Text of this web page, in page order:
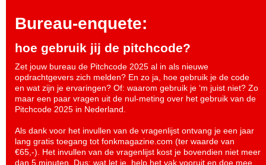
Bureau-enquete:
hoe gebruik jij de pitchcode?
Zet jouw bureau de Pitchcode 2025 al in als nieuwe
opdrachtgevers zich melden? En zo ja, hoe gebruik je de code
en wat zijn je ervaringen? Of: waarom gebruik je ‘m juist niet? Zo
maar een paar vragen uit de nul-meting over het gebruik van de
Pitchcode 2025 in Nederland.
Als dank voor het invullen van de vragenlijst ontvang je een jaar
lang gratis toegang tot fonkmagazine.com (ter waarde van
€65,-). Het invullen van de vragenlijst kost je bovendien niet meer
dan 5 minuten. Dus: wat let je, help het vak vooruit en doe mee